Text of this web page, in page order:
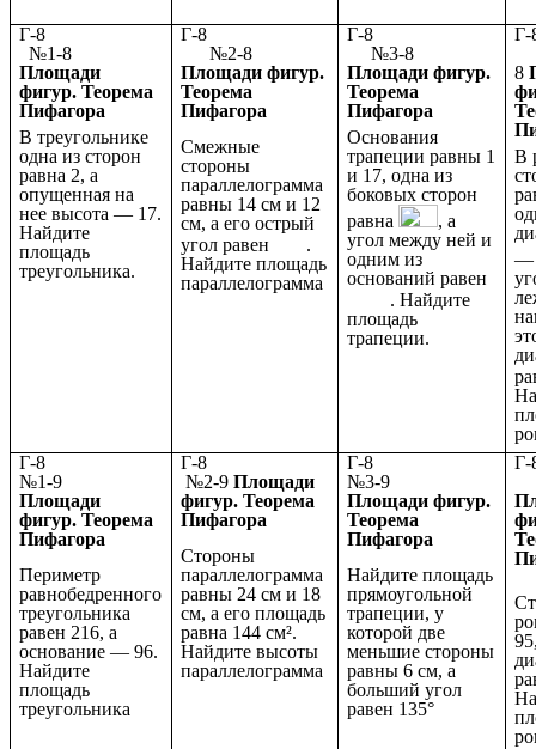
Г-8
№1-8
Площади
фигур. Теорема
Пифагора
В треугольнике
одна из сторон
равна 2, а
опущенная на
нее высота — 17.
Найдите
площадь
треугольника.
Г-8
№2-8
Площади фигур.
Теорема
Пифагора
Смежные
стороны
параллелограмма
равны 14 см и 12
см, а его острый
угол равен
.
Найдите площадь
параллелограмма
Г-8
№3-8
Площади фигур.
Теорема
Пифагора
Основания
трапеции равны 1
и 17, одна из
боковых сторон
равна
, а
угол между ней и
одним из
оснований равен
. Найдите
площадь
трапеции.
8
В
Г-8
№1-9
Площади
фигур. Теорема
Пифагора
Периметр
равнобедренного
треугольника
равен 216, а
основание — 96.
Найдите
площадь
треугольника
Г-8
№2-9Площади
фигур. Теорема
Пифагора
Стороны
параллелограмма
равны 24 см и 18
см, а его площадь
равна 144 см².
Найдите высоты
параллелограмма
Г-8
№3-9
Площади фигур.
Теорема
Пифагора
Найдите площадь
прямоугольной
трапеции, у
которой две
меньшие стороны
равны 6 см, а
больший угол
равен 135°